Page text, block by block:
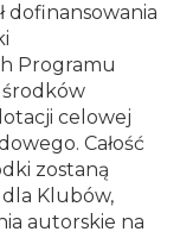
dofinansowania
Programu
środków
celowej
Całość
zostaną
Klubów,
autorskie na